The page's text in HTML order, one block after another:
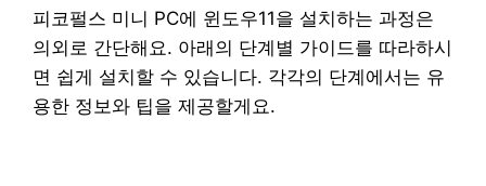
피코펄스 미니 PC에 윈도우11을 설치하는 과정은
의외로 간단해요. 아래의 단계별 가이드를 따라하시
면 쉽게 설치할 수 있습니다. 각각의 단계에서는 유
용한 정보와 팁을 제공할게요.